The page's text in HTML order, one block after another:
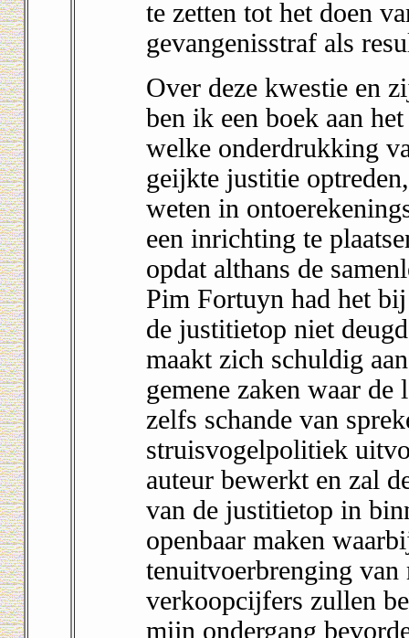
te zetten tot het doen
gevangenisstraf als
Over deze kwestie en
ben ik een boek aan
welke onderdrukking
geijkte justitie
weten in
een inrichting te
opdat althans de
Pim Fortuyn had het
de justitietop niet
maakt zich schuldig
gemene zaken waar
zelfs schande van
struisvogelpolitiek
auteur bewerkt en zal
van de justitietop in
openbaar maken
tenuitvoerbrenging
verkoopcijfers zullen
mijn ondergang